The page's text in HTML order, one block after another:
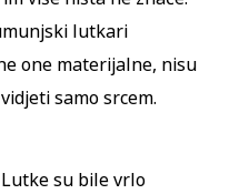
lutkari
one materijalne, nisu
samo srcem.
su bile vrlo